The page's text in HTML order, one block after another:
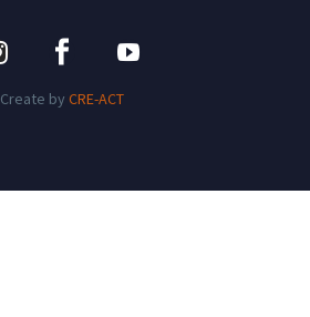
Create by CRE-ACT